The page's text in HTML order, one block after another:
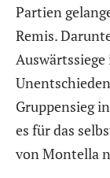
Partien
Remis.
Gruppensieg
es für das
von Montella